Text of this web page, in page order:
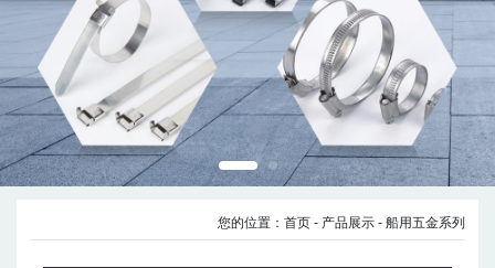
您的位置： 首页 - 产品展示 - 船用五金系列